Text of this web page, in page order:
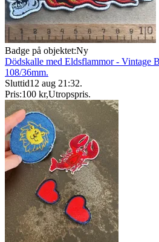
Badge på objektet:Ny
Dödskalle med Eldsflammor - Vintage
108/36mm.
Sluttid12 aug 21:32.
Pris:100 kr,Utropspris.